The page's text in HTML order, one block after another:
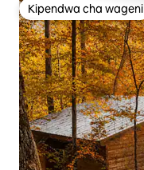
Kipendwa cha wageni
Kipendwa cha wageni